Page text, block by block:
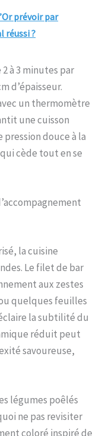
prévoir par
réussi ?
à 3 minutes par
d’épaisseur.
un thermomètre
une cuisson
douce à la
cède tout en se
la cuisine
Le filet de bar
aux zestes
quelques feuilles
la subtilité du
réduit peut
savoureuse,
légumes poêlés
ne pas revisiter
coloré inspiré de